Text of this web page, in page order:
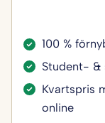
100 %
Student- &
Kvartspris
online